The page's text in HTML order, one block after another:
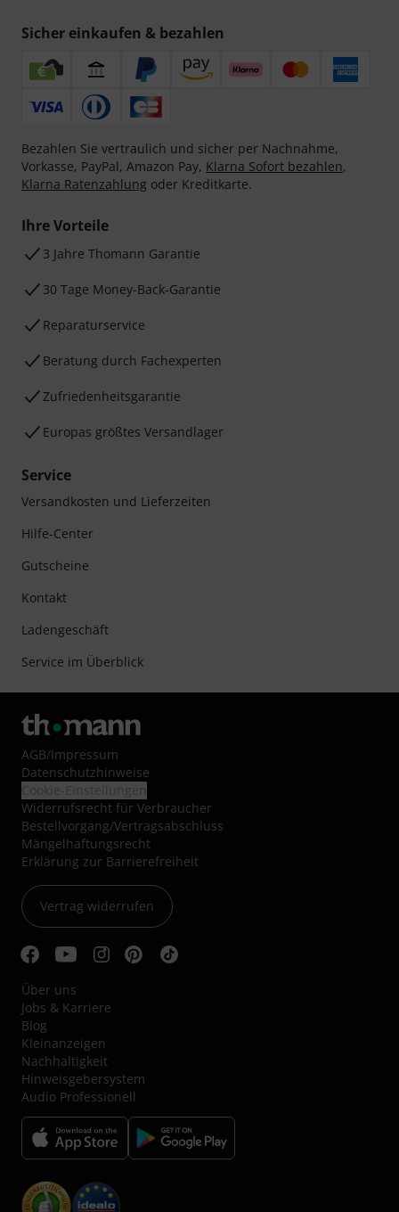
Sicher einkaufen & bezahlen
Bezahlen Sie vertraulich und sicher per Nachnahme,
Vorkasse, PayPal, Amazon Pay, Klarna Sofort bezahlen,
Klarna Ratenzahlung oder Kreditkarte.
Ihre Vorteile
3 Jahre Thomann Garantie
30 Tage Money-Back-Garantie
Reparaturservice
Beratung durch Fachexperten
Zufriedenheitsgarantie
Europas größtes Versandlager
Service
Versandkosten und Lieferzeiten
Hilfe-Center
Gutscheine
Kontakt
Ladengeschäft
Service im Überblick
AGB/Impressum
Datenschutzhinweise
Widerrufsrecht für Verbraucher
Bestellvorgang/Vertragsabschluss
Mängelhaftungsrecht
Erklärung zur Barrierefreiheit
Vertrag widerrufen
Über uns
Jobs & Karriere
Blog
Kleinanzeigen
Nachhaltigkeit
Hinweisgebersystem
Audio Professionell